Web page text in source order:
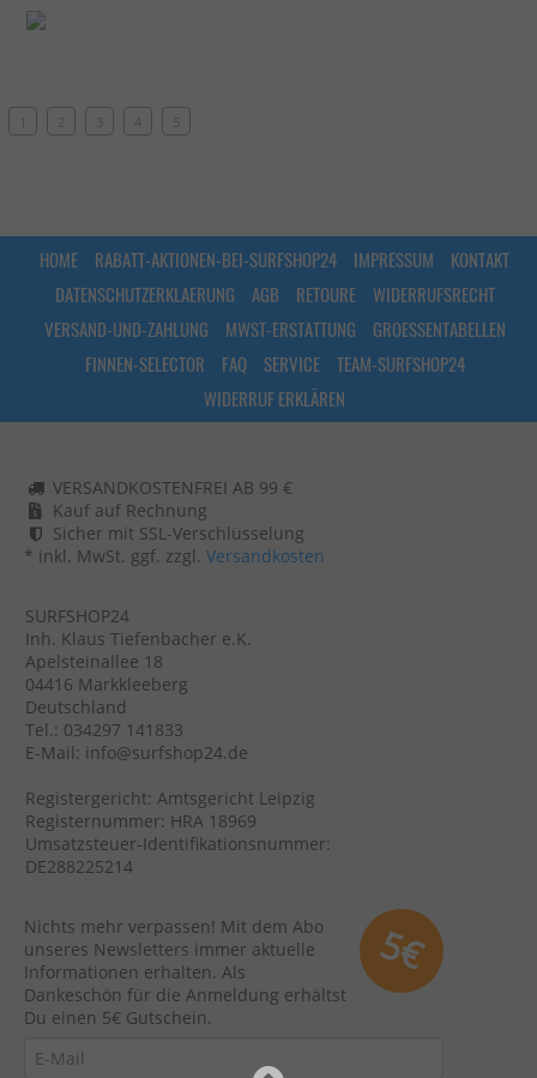
4
HOME RABATT-AKTIONEN-BEI-SURFSHOP24 IMPRESSUM
KONTAKT
DATENSCHUTZERKLAERUNG
AGB RETOURE
WIDERRUFSRECHT
VERSAND-UND-ZAHLUNG
MWST-ERSTATTUNG
GROESSENTABELLEN
FINNEN-SELECTOR
FAQ SERVICE
TEAM-SURFSHOP24
WIDERRUF ERKLÄREN
VERSANDKOSTENFREI AB 99 €
Kauf auf Rechnung
Sicher mit SSL-Verschlüsselung
* inkl. MwSt. ggf. zzgl. Versandkosten
SURFSHOP24
Inh. Klaus Tiefenbacher e.K.
Apelsteinallee 18
04416 Markkleeberg
Deutschland
Tel.: 034297 141833
E-Mail: info@surfshop24.de
Registergericht: Amtsgericht Leipzig
Registernummer: HRA 18969
Umsatzsteuer-Identifikationsnummer:
DE288225214
5€
Nichts mehr verpassen! Mit dem Abo
unseres Newsletters immer aktuelle
Informationen erhalten. Als
Dankeschön für die Anmeldung erhältst
Du einen 5€ Gutschein.